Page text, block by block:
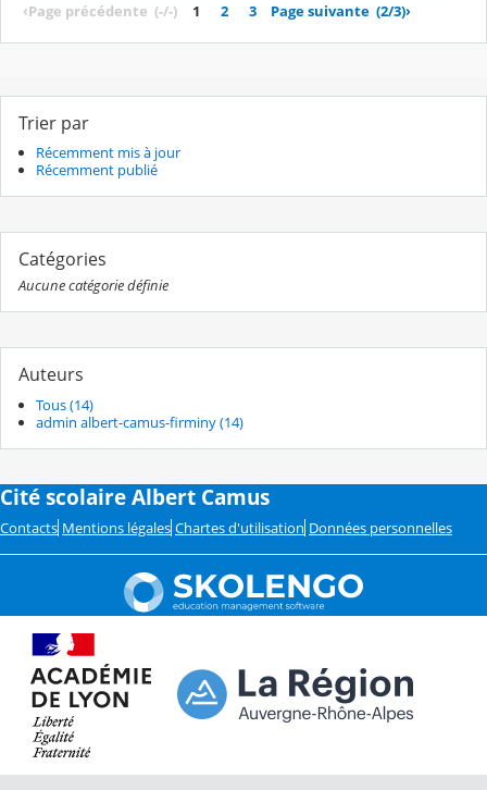
‹Page précédente (-/-) 1 2 3 Page suivante (2/3)›
Trier par
Récemment mis à jour
Récemment publié
Catégories
Aucune catégorie définie
Auteurs
Tous (14)
admin albert-camus-firminy (14)
Cité scolaire Albert Camus
Contacts Mentions légales Chartes d'utilisation Données personnelles